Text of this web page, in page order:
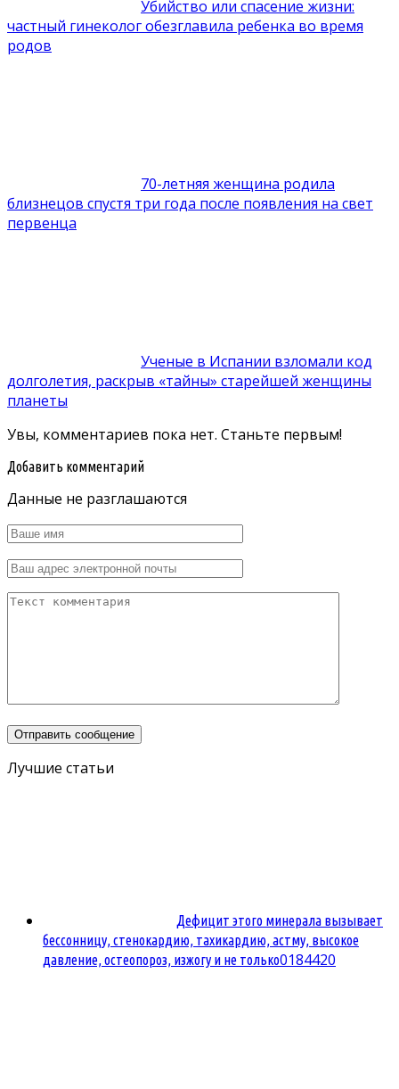
Убийство или спасение жизни:
частный гинеколог обезглавила ребенка во время
родов
70-летняя женщина родила
близнецов спустя три года после появления на свет
первенца
Ученые в Испании взломали код
долголетия, раскрыв «тайны» старейшей женщины
планеты
Увы, комментариев пока нет. Станьте первым!
Добавить комментарий
Данные не разглашаются
Лучшие статьи
Дефицит этого минерала вызывает
бессонницу, стенокардию, тахикардию, астму, высокое
давление, остеопороз, изжогу и не только0184420